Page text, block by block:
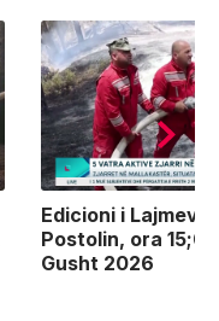
Edicioni i Lajmeve
Postolin, ora
Gusht 2026